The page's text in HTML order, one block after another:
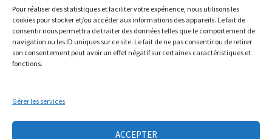
Pour réaliser des statistiques et faciliter votre expérience, nous utilisons les
cookies pour stocker et/ou accéder aux informations des appareils. Le fait de
consentir nous permettra de traiter des données telles que le comportement de
navigation ou les ID uniques sur ce site. Le fait de ne pas consentir ou de retirer
son consentement peut avoir un effet négatif sur certaines caractéristiques et
fonctions.
Gérer les services
ACCEPTER
Le Relais
21 rue Peurière
42440 Noirétable
contact[a]lesmontsquipetillent.org
Collectif LA TERRE
Groupe Nourrir
Ateliers auto-réparation de vélos